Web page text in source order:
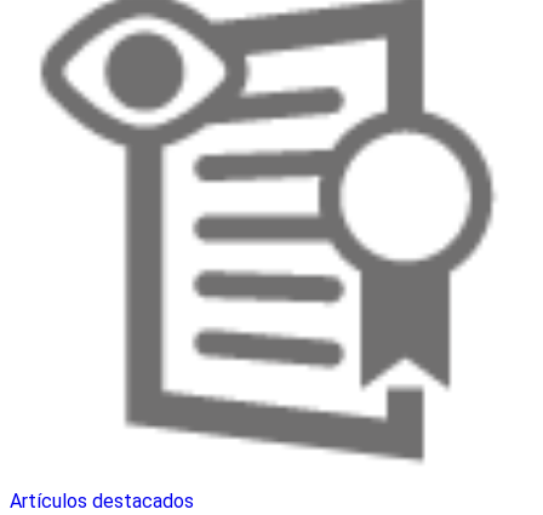
Artículos destacados